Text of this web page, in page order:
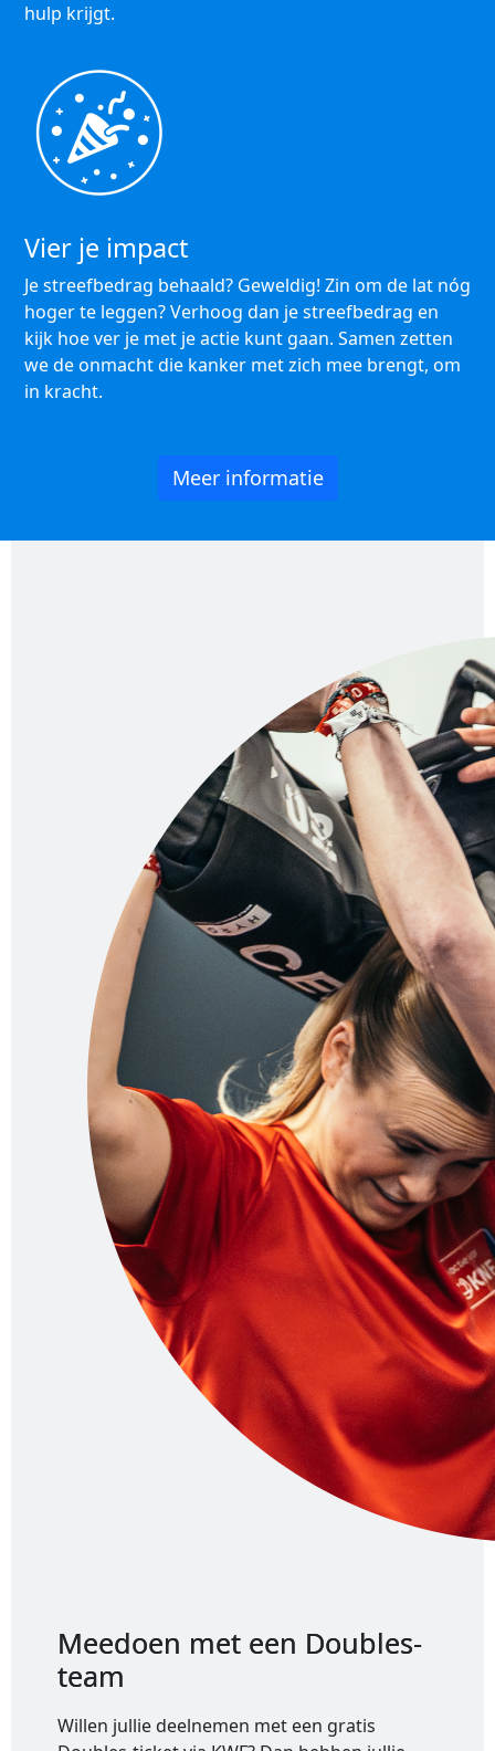
hulp krijgt.
Vier je impact
Je streefbedrag behaald? Geweldig! Zin om de lat nóg
hoger te leggen? Verhoog dan je streefbedrag en
kijk hoe ver je met je actie kunt gaan. Samen zetten
we de onmacht die kanker met zich mee brengt, om
in kracht.
Meer informatie
Meedoen met een Doubles-
team
Willen jullie deelnemen met een gratis